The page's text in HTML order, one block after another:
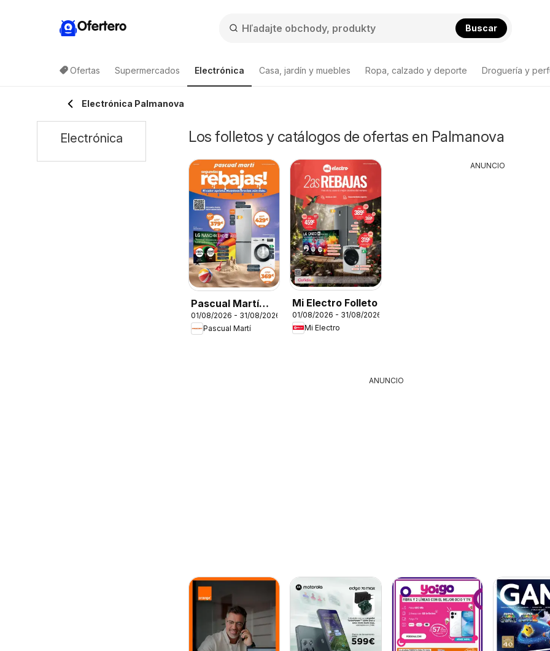
Ofertero Buscar
Ofertas Supermercados Electrónica Casa, jardín y muebles Ropa, calzado y deporte Droguería y
Electrónica Palmanova
Los folletos y catálogos de ofertas en Palmanova
Pascual Martí
Folleto
01/08/2026 - 31/08/2026
Pascual Martí
Mi Electro Folleto
01/08/2026 - 31/08/2026
Mi Electro
ANUNCIO
ANUNCIO
Electrónica